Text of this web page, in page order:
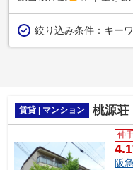
絞り込み条件： キー
賃貸 | マンション 桃源荘
仲
4.1
阪